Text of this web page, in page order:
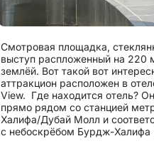
Смотровая площадка,
выступ распложенный на 220
землёй. Вот такой вот
аттракцион расположен в
View. Где находится отель?
прямо рядом со станцией
Халифа/Дубай Молл и
с небоскрёбом Бурдж-Халифа